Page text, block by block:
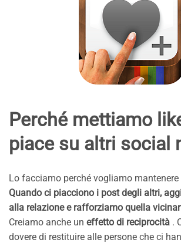
Perché mettiamo
piace su altri social
Lo facciamo perché vogliamo mantenere
Quando ci piacciono i post degli altri,
alla relazione e rafforziamo quella
Creiamo anche un effetto di reciprocità .
dovere di restituire alle persone che ci